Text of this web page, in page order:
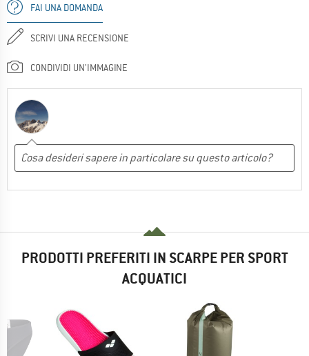
FAI UNA DOMANDA
SCRIVI UNA RECENSIONE
CONDIVIDI UN'IMMAGINE
PRODOTTI PREFERITI IN SCARPE PER SPORT
ACQUATICI